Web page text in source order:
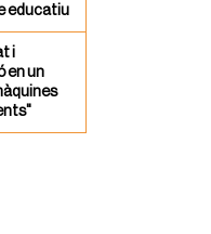
educatiu
i
en un